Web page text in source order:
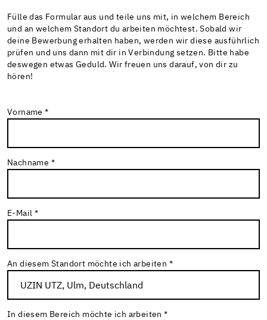
Fülle das Formular aus und teile uns mit, in welchem Bereich
und an welchem Standort du arbeiten möchtest. Sobald wir
deine Bewerbung erhalten haben, werden wir diese ausführlich
prüfen und uns dann mit dir in Verbindung setzen. Bitte habe
deswegen etwas Geduld. Wir freuen uns darauf, von dir zu
hören!
Vorname *
Nachname *
E-Mail *
An diesem Standort möchte ich arbeiten *
In diesem Bereich möchte ich arbeiten *